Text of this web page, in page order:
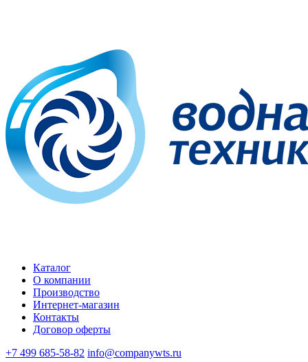
Каталог
О компании
Производство
Интернет-магазин
Контакты
Договор оферты
+7 499 685-58-82 info@companywts.ru